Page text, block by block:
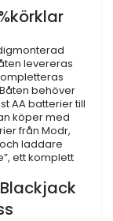
levereras
behöver
AA batterier till
köper med
från Modr,
laddare
ett komplett